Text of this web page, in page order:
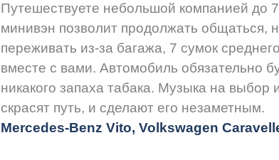
Путешествуете небольшой компанией до
минивэн позволит продолжать общаться,
переживать из-за багажа, 7 сумок
вместе с вами. Автомобиль обязательно
никакого запаха табака. Музыка на выбор
скрасят путь, и сделают его незаметным.
Mercedes-Benz Vito, Volkswagen